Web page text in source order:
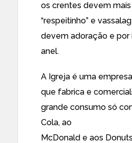
os crentes devem
“respeitinho” e
devem adoração e por
anel.
A Igreja é uma
que fabrica e
grande consumo só
Cola, ao
McDonald e aos